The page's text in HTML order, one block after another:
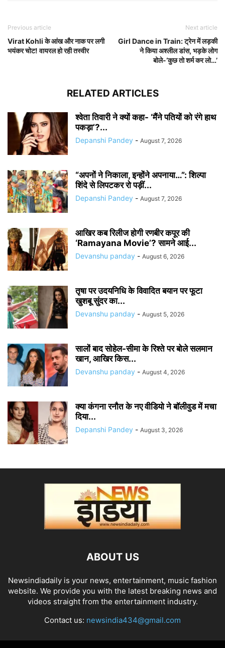
Previous article
Virat Kohli के आंख और नाक पर लगी
भयंकर चोट! वायरल हो रही तस्वीर
Next article
Girl Dance in Train: ट्रेन में लड़की
ने किया अश्लील डांस, भड़के लोग
बोले-‘कुछ तो शर्म कर लो…’
RELATED ARTICLES
श्वेता तिवारी ने क्यों कहा- ‘मैंने पतियों को रंगे हाथ
पकड़ा’?...
Depanshi Pandey - August 7, 2026
“अपनों ने निकाला, इन्होंने अपनाया…”: शिल्पा
शिंदे से लिपटकर रो पड़ीं...
Depanshi Pandey - August 7, 2026
आखिर कब रिलीज होगी रणबीर कपूर की
‘Ramayana Movie’? सामने आई...
Devanshu panday - August 6, 2026
तृषा पर उदयनिधि के विवादित बयान पर फूटा
खुशबू सुंदर का...
Devanshu panday - August 5, 2026
सालों बाद सोहेल-सीमा के रिश्ते पर बोले सलमान
खान, आखिर किस...
Devanshu panday - August 4, 2026
क्या कंगना रनौत के नए वीडियो ने बॉलीवुड में मचा
दिया...
Depanshi Pandey - August 3, 2026
ABOUT US
Newsindiadaily is your news, entertainment, music fashion
website. We provide you with the latest breaking news and
videos straight from the entertainment industry.
Contact us: newsindia434@gmail.com